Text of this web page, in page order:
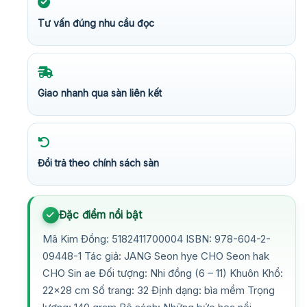
Tư vấn đúng nhu cầu đọc
Giao nhanh qua sàn liên kết
Đổi trả theo chính sách sàn
Đặc điểm nổi bật
Mã Kim Đồng: 5182411700004 ISBN: 978-604-2-
09448-1 Tác giả: JANG Seon hye CHO Seon hak
CHO Sin ae Đối tượng: Nhi đồng (6 – 11) Khuôn Khổ:
22×28 cm Số trang: 32 Định dạng: bìa mềm Trọng